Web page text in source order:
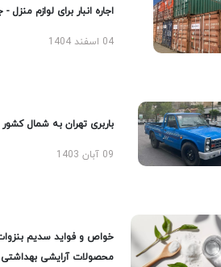
اجاره انبار برای لوازم منزل -
04 اسفند 1404
باربری تهران به شمال کشور
09 آبان 1403
خواص و فواید سدیم
محصولات آرایشی بهداشتی